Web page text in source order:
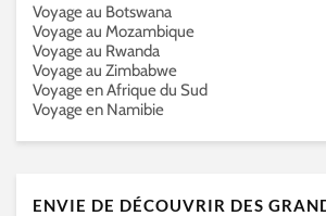
Voyage au Botswana
Voyage au Mozambique
Voyage au Rwanda
Voyage au Zimbabwe
Voyage en Afrique du Sud
Voyage en Namibie
ENVIE DE DÉCOUVRIR DES